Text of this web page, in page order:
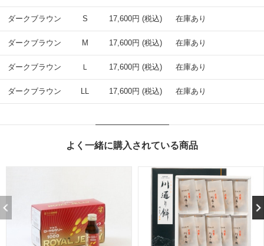
ダークブラウン S 17,600円 (税込) 在庫あり
ダークブラウン M 17,600円 (税込) 在庫あり
ダークブラウン Ｌ 17,600円 (税込) 在庫あり
ダークブラウン LL 17,600円 (税込) 在庫あり
よく一緒に購入されている商品